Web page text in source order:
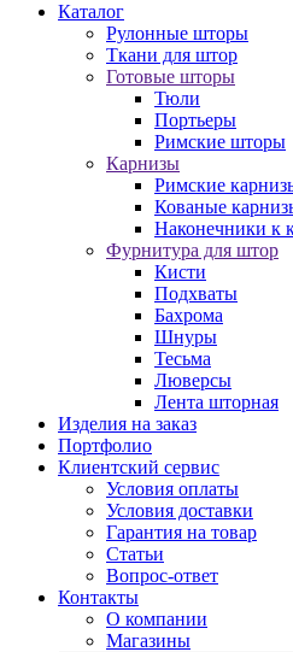
Каталог
Рулонные шторы
Ткани для штор
Готовые шторы
Тюли
Портьеры
Римские шторы
Карнизы
Римские
Кованые
Наконечники к
Фурнитура для штор
Кисти
Подхваты
Бахрома
Шнуры
Тесьма
Люверсы
Лента шторная
Изделия на заказ
Портфолио
Клиентский сервис
Условия оплаты
Условия доставки
Гарантия на товар
Статьи
Вопрос-ответ
Контакты
О компании
Магазины